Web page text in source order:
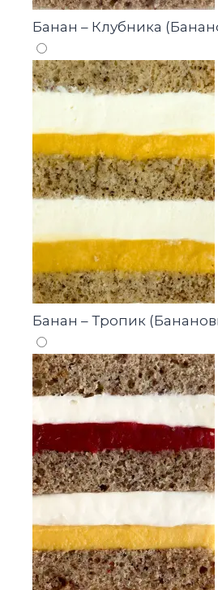
Банан – Клубника
Банан – Тропик